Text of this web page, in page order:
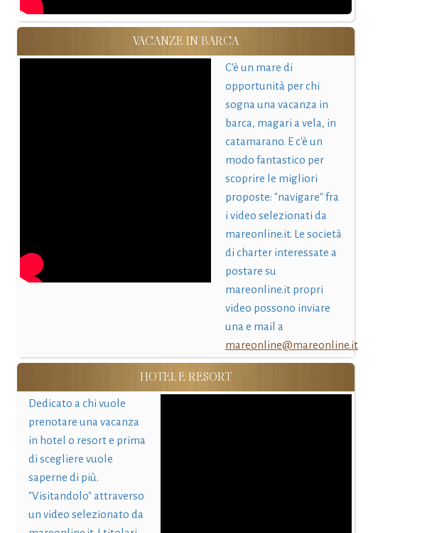
VACANZE IN BARCA
C'è un mare di
opportunità per chi
sogna una vacanza in
barca, magari a vela, in
catamarano. E c'è un
modo fantastico per
scoprire le migliori
proposte: "navigare" fra
i video selezionati da
mareonline.it. Le società
di charter interessate a
postare su
mareonline.it propri
video possono inviare
una e mail a
mareonline@mareonline.it
HOTEL E RESORT
Dedicato a chi vuole
prenotare una vacanza
in hotel o resort e prima
di scegliere vuole
saperne di più.
"Visitandolo" attraverso
un video selezionato da